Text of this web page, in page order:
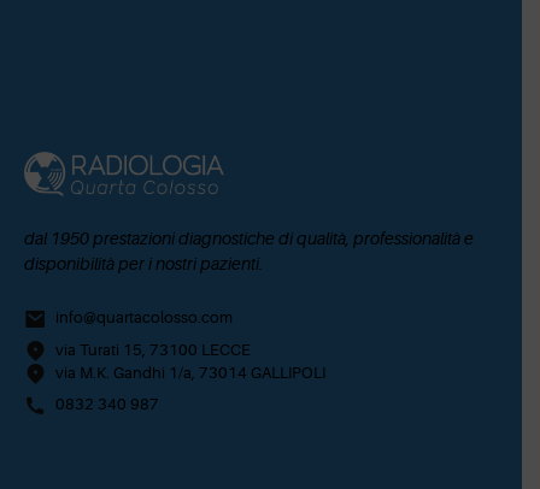
dal 1950 prestazioni diagnostiche di qualità, professionalità e
disponibilità per i nostri pazienti.
info@quartacolosso.com
via Turati 15, 73100 LECCE
via M.K. Gandhi 1/a, 73014 GALLIPOLI
0832 340 987